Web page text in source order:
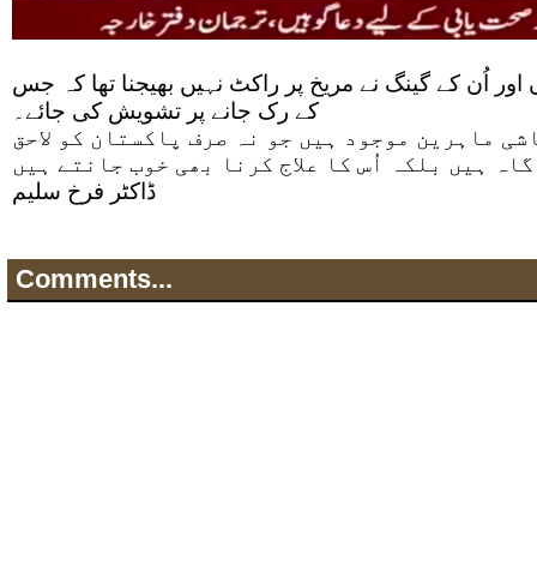
اُن کے گینگ نے مریخ پر راکٹ نہیں بھیجنا تھا کہ جس
کے رک جانے پر تشویش کی جائے۔
ماہرین موجود ہیں جو نہ صرف پاکستان کو لاحق
ڈاکٹر فرخ سلیم
Comments...